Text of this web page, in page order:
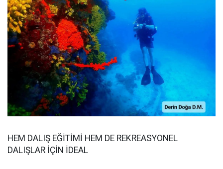
HEM DALIŞ EĞİTİMİ HEM DE REKREASYONEL
DALIŞLAR İÇİN İDEAL